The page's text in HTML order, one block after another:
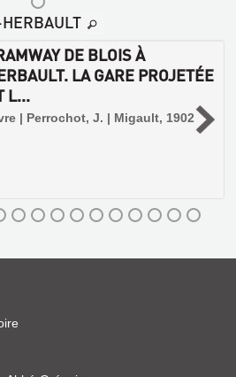
DE BLOIS À
LA GARE PROJETÉE
L...
| Perrochot, J. | Migault, 1902